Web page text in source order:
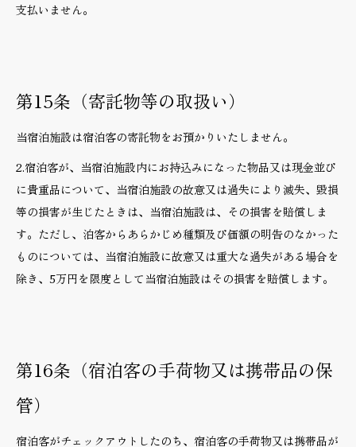
支払いません。
第15条（寄託物等の取扱い）
当宿泊施設は宿泊客の寄託物をお預かりいたしません。
2.宿泊客が、当宿泊施設内にお持込みになった物品又は現金並び
に貴重品について、当宿泊施設の故意又は過失により滅失、毀損
等の損害が生じたときは、当宿泊施設は、その損害を賠償しま
す。ただし、泊客からあらかじめ種類及び価額の明告のなかった
ものについては、当宿泊施設に故意又は重大な過失がある場合を
除き、5万円を限度として当宿泊施設はその損害を賠償します。
第16条（宿泊客の手荷物又は携帯品の保
管）
宿泊客がチェックアウトしたのち、宿泊客の手荷物又は携帯品が